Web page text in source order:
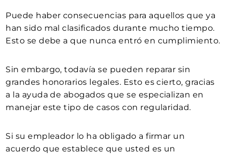
Puede haber consecuencias para aquellos que ya
han sido mal clasificados durante mucho tiempo.
Esto se debe a que nunca entró en cumplimiento.
Sin embargo, todavía se pueden reparar sin
grandes honorarios legales. Esto es cierto, gracias
a la ayuda de abogados que se especializan en
manejar este tipo de casos con regularidad.
Si su empleador lo ha obligado a firmar un
acuerdo que establece que usted es un